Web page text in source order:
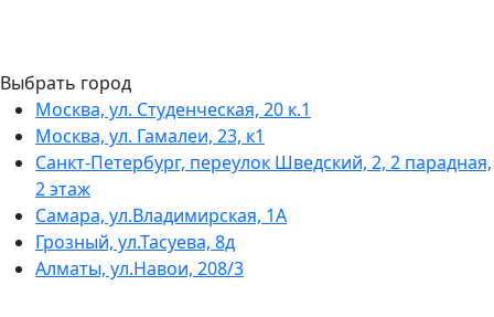
Выбрать город
Москва, ул. Студенческая, 20 к.1
Москва, ул. Гамалеи, 23, к1
Санкт-Петербург, переулок Шведский, 2, 2 парадная,
2 этаж
Самара, ул.Владимирская, 1А
Грозный, ул.Тасуева, 8д
Алматы, ул.Навои, 208/3